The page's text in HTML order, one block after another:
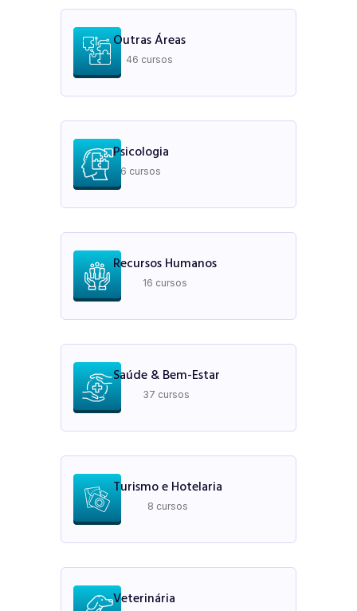
Outras Áreas
46 cursos
Psicologia
6 cursos
Recursos Humanos
16 cursos
Saúde & Bem-Estar
37 cursos
Turismo e Hotelaria
8 cursos
Veterinária